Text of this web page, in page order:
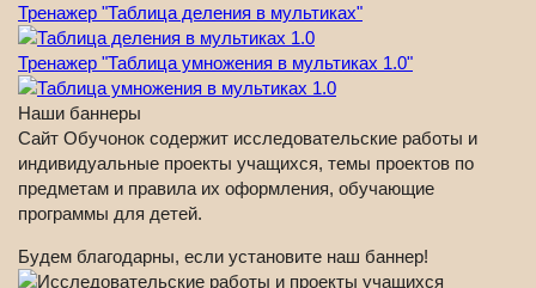
Тренажер "Таблица деления в мультиках"
Тренажер "Таблица умножения в мультиках 1.0"
Наши баннеры
Сайт Обучонок содержит исследовательские работы и
индивидуальные проекты учащихся, темы проектов по
предметам и правила их оформления, обучающие
программы для детей.
Будем благодарны, если установите наш баннер!